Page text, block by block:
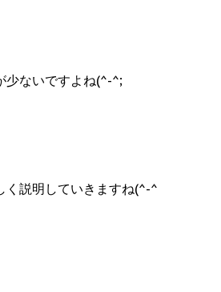
少ないですよね(^-^;
く説明していきますね(^-^